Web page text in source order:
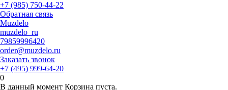
+7 (985) 750-44-22
Обратная связь
Muzdelo
muzdelo_ru
79859996420
order@muzdelo.ru
Заказать звонок
+7 (495) 999-64-20
0
В данный момент Корзина пуста.